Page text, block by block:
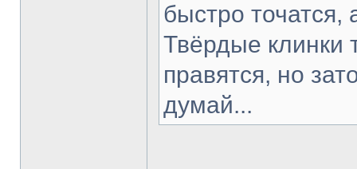
быстро точатся,
Твёрдые клинки
правятся, но
думай...